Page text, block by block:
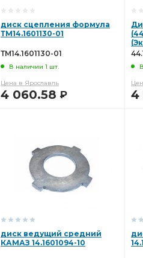
диск сцепления формула
ТМ14.1601130-01
ТМ14.1601130-01
В наличии 1 шт.
Цена в Ярославль
4 060.58 Р 4
диск ведущий средний
КАМАЗ 14.1601094-10